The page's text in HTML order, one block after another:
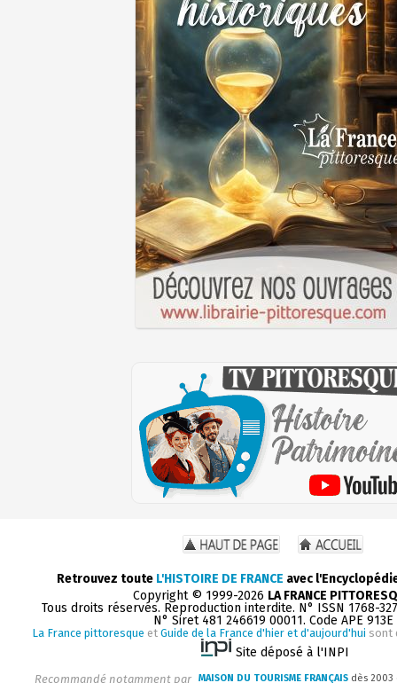
Retrouvez toute L'HISTOIRE DE FRANCE avec
Copyright © 1999-2026 LA FRANCE
Tous droits réservés. Reproduction interdite. N° ISSN 1768-
N° Siret 481 246619 00011. Code APE 913E
La France pittoresque et Guide de la France d'hier et d'aujourd'hui sont
Site déposé à l'INPI
Recommandé notamment par MAISON DU TOURISME FRANÇAIS dès